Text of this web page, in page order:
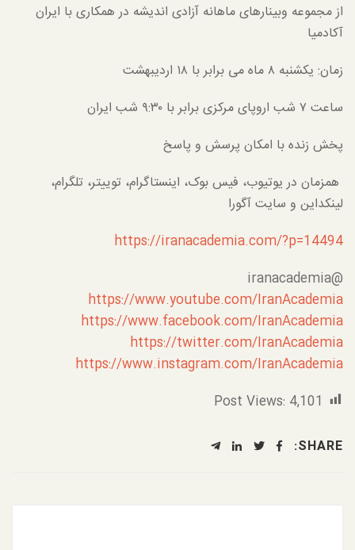
از مجموعه وبینارهای ماهانه آزادی اندیشه در همکاری با ایران
آکادمیا
زمان: یکشنبه ۸ ماه می برابر با ۱۸ اردیبهشت
ساعت ۷ شب اروپای مرکزی برابر با ۹:۳۰ شب ایران
پخش زنده با امکان پرسش و پاسخ
همزمان در یوتیوب، فیس بوک، اینستاگرام، توییتر، تلگرام،
لینکداین و سایت آگورا
https://iranacademia.com/?p=14494
@iranacademia
https://www.youtube.com/IranAcademia
https://www.facebook.com/IranAcademia
https://twitter.com/IranAcademia
https://www.instagram.com/IranAcademia
Post Views: 4,101
SHARE: